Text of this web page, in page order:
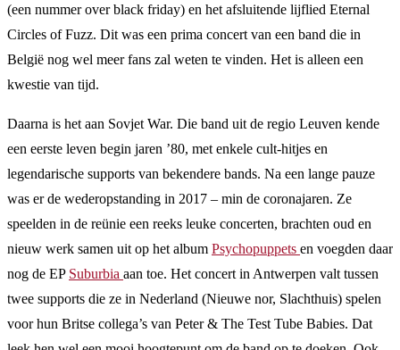
(een nummer over black friday) en het afsluitende lijflied Eternal
Circles of Fuzz. Dit was een prima concert van een band die in
België nog wel meer fans zal weten te vinden. Het is alleen een
kwestie van tijd.
Daarna is het aan Sovjet War. Die band uit de regio Leuven kende
een eerste leven begin jaren ’80, met enkele cult-hitjes en
legendarische supports van bekendere bands. Na een lange pauze
was er de wederopstanding in 2017 – min de coronajaren. Ze
speelden in de reünie een reeks leuke concerten, brachten oud en
nieuw werk samen uit op het album Psychopuppets en voegden daar
nog de EP Suburbia aan toe. Het concert in Antwerpen valt tussen
twee supports die ze in Nederland (Nieuwe nor, Slachthuis) spelen
voor hun Britse collega’s van Peter & The Test Tube Babies. Dat